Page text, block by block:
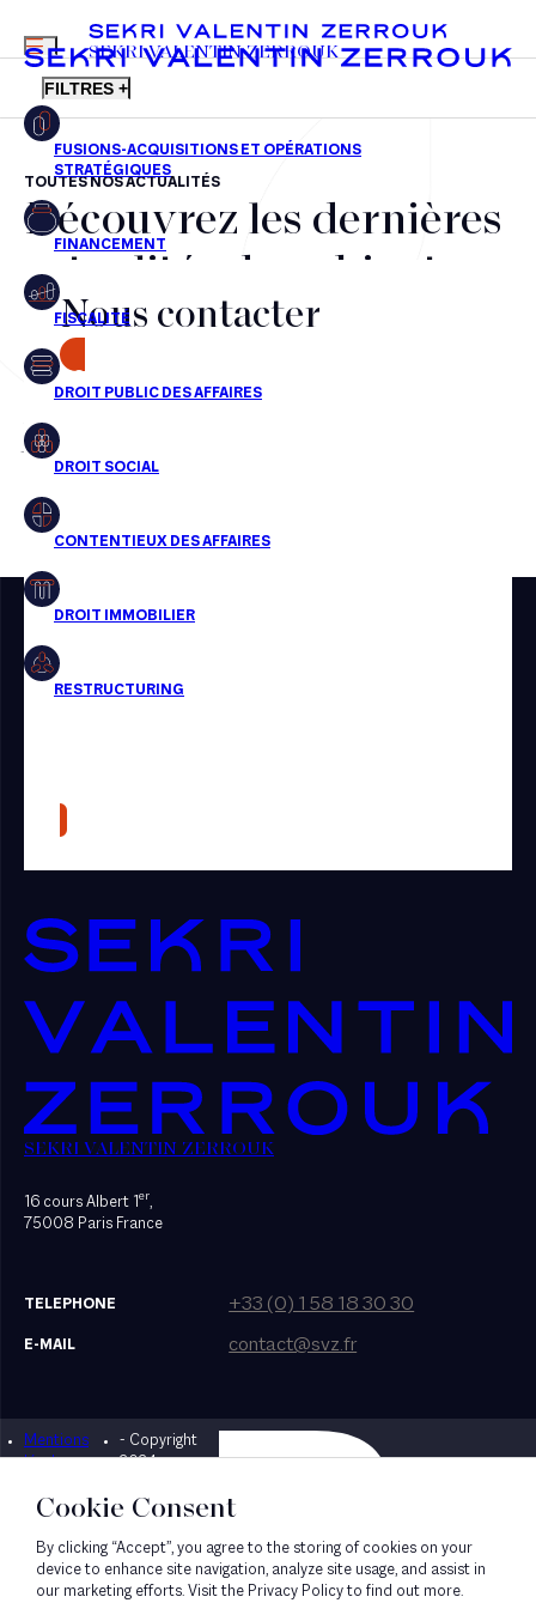
FR EN
MENU
SEKRI VALENTIN ZERROUK
FILTRES +
Fusions-acquisitions et opérations stratégiques
Financement
Fiscalité
Droit public des affaires
Droit social
Droit immobilier
Restructuring
Presse
TOUTES NOS ACTUALITÉS
Découvrez les dernières
actualités du cabinet,
nos récompenses et nos
transactions, jour après
jour
Aucun résultats pour cette recherche
Nous contacter
SEKRI VALENTIN ZERROUK
16 cours Albert 1er,
75008 Paris France
TELEPHONE +33 (0) 1 58 18 30 30
E-MAIL contact@svz.fr
Mentions
légales
- Copyright
2024
Designed by Bonhomme
Cookie Consent
By clicking “Accept”, you agree to the storing of cookies on your
device to enhance site navigation, analyze site usage, and assist in
our marketing efforts. Visit the Privacy Policy to find out more.